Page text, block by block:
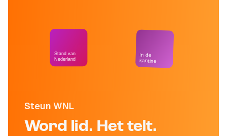
Steun WNL
Word lid. Het telt.
Stand van
Nederland
In de
kantine